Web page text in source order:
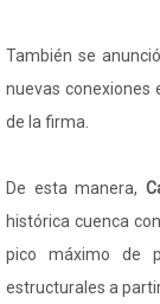
También se
nuevas conexiones
de la firma.
De esta manera,
histórica cuenca
pico máximo de
estructurales a